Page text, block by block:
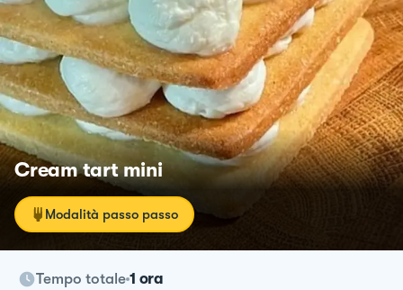
Cream tart mini
Modalità passo passo
Tempo totale 1 ora